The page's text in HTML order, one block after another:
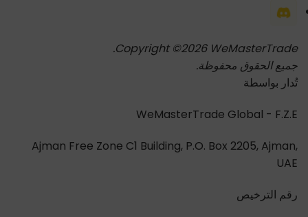
Copyright ©2026 WeMasterTrade.
جميع الحقوق محفوظة.
تُدار بواسطة
WeMasterTrade Global - F.Z.E
Ajman Free Zone C1 Building, P.O. Box 2205, Ajman,
UAE
رقم الترخيص